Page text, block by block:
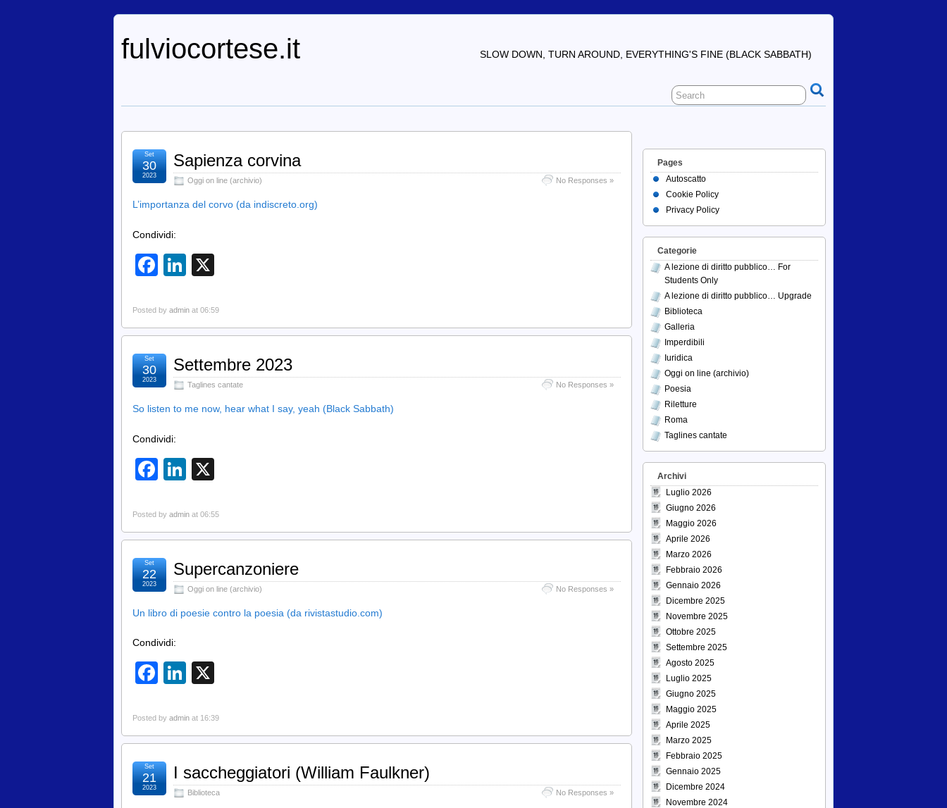
fulviocortese.it SLOW DOWN, TURN AROUND, EVERYTHING'S FINE (BLACK SABBATH)
Sapienza corvina
Oggi on line (archivio) No Responses »
Set
30
2023
L’importanza del corvo (da indiscreto.org)
Condividi:
Facebook
LinkedIn
Posted by admin at 06:59
Settembre 2023
Taglines cantate No Responses »
Set
30
2023
So listen to me now, hear what I say, yeah (Black Sabbath)
Condividi:
Facebook
LinkedIn
Posted by admin at 06:55
Supercanzoniere
Oggi on line (archivio) No Responses »
Set
22
2023
Un libro di poesie contro la poesia (da rivistastudio.com)
Condividi:
Facebook
LinkedIn
Posted by admin at 16:39
I saccheggiatori (William Faulkner)
Biblioteca No Responses »
Set
21
2023
Pages
Autoscatto
Cookie Policy
Privacy Policy
Categorie
A lezione di diritto pubblico… For
Students Only
A lezione di diritto pubblico… Upgrade
Biblioteca
Galleria
Imperdibili
Iuridica
Oggi on line (archivio)
Poesia
Riletture
Roma
Taglines cantate
Archivi
Luglio 2026
Giugno 2026
Maggio 2026
Aprile 2026
Marzo 2026
Febbraio 2026
Gennaio 2026
Dicembre 2025
Novembre 2025
Ottobre 2025
Settembre 2025
Agosto 2025
Luglio 2025
Giugno 2025
Maggio 2025
Aprile 2025
Marzo 2025
Febbraio 2025
Gennaio 2025
Dicembre 2024
Novembre 2024